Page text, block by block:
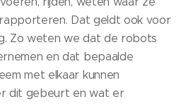
Dat geldt ook voor
Zo weten we dat de robots
en dat bepaalde
met elkaar kunnen
dit gebeurt en wat er